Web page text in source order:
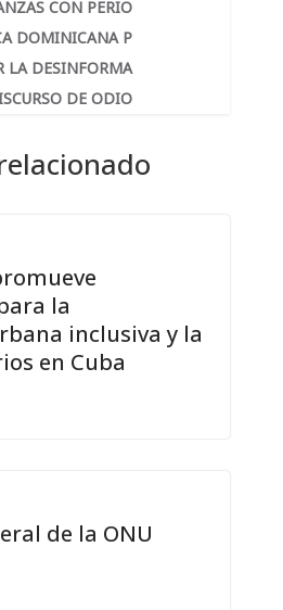
CON PERIO
DOMINICANA P
LA DESINFORMA
DE ODIO
la
inclusiva y la
en Cuba
de la ONU